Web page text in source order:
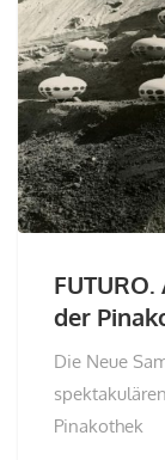
der
Die Neue
Pinakothek